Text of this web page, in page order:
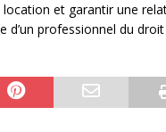
et garantir une
d’un professionnel du